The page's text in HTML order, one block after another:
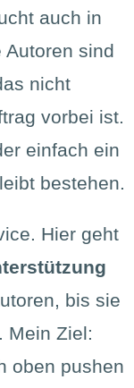
auch in
Autoren sind
nicht
vorbei ist.
einfach ein
bestehen.
Hier geht
bis sie
Mein Ziel:
oben pushen